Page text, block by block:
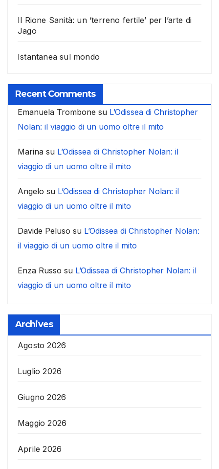
Il Rione Sanità: un ‘terreno fertile’ per l’arte di
Jago
Istantanea sul mondo
Recent Comments
Emanuela Trombone su L’Odissea di Christopher
Nolan: il viaggio di un uomo oltre il mito
Marina su L’Odissea di Christopher Nolan: il
viaggio di un uomo oltre il mito
Angelo su L’Odissea di Christopher Nolan: il
viaggio di un uomo oltre il mito
Davide Peluso su L’Odissea di Christopher Nolan:
il viaggio di un uomo oltre il mito
Enza Russo su L’Odissea di Christopher Nolan: il
viaggio di un uomo oltre il mito
Archives
Agosto 2026
Luglio 2026
Giugno 2026
Maggio 2026
Aprile 2026